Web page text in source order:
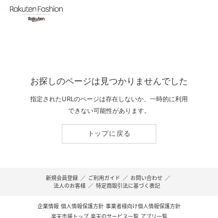
お探しのページは見つかりませんでした
指定されたURLのページは存在しないか、一時的に利用
できない可能性があります。
トップに戻る
新規会員登録 ／ ご利用ガイド ／ お問い合わせ ／
法人のお客様 ／ 特定商取引法に基づく表記
企業情報 個人情報保護方針 事業者様向け個人情報保護方針
楽天市場トップ 楽天のサービス一覧 アプリ一覧